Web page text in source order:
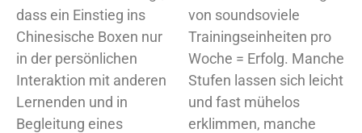
dass ein Einstieg ins
Chinesische Boxen nur
in der persönlichen
Interaktion mit anderen
Lernenden und in
Begleitung eines
von soundsoviele
Trainingseinheiten pro
Woche = Erfolg. Manche
Stufen lassen sich leicht
und fast mühelos
erklimmen, manche